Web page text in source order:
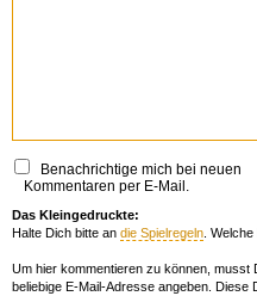
Benachrichtige mich bei neuen
Kommentaren per E-Mail.
Das Kleingedruckte:
Halte Dich bitte an die Spielregeln .
Um hier kommentieren zu können, musst
beliebige E-Mail-Adresse angeben. Diese